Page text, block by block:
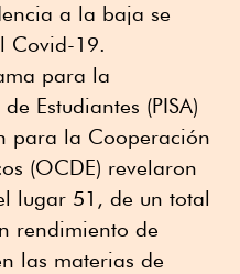
a la baja se
Covid-19.
para la
Estudiantes (PISA)
para la Cooperación
(OCDE) revelaron
lugar 51, de un total
rendimiento de
las materias de